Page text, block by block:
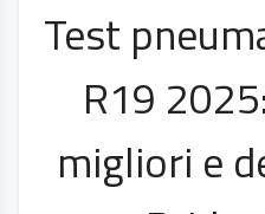
Test
R19
migliori e